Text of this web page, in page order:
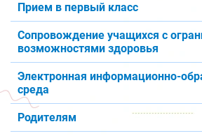
Прием в первый класс
Сопровождение учащихся с
возможностями здоровья
Электронная информационно-
среда
Родителям